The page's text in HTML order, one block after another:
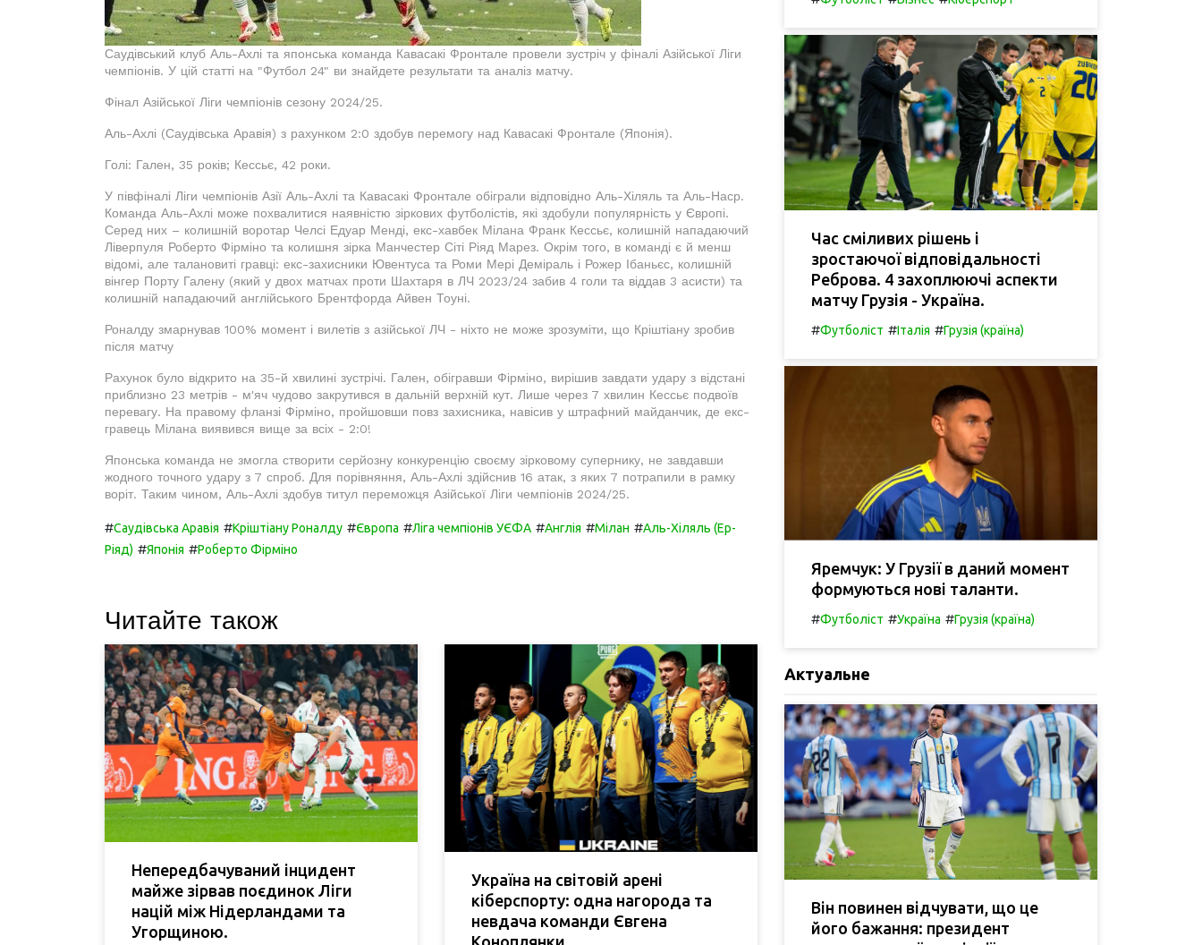
Саудівський клуб Аль-Ахлі та японська команда Кавасакі Фронтале провели зустріч у фіналі Азійської Ліги
чемпіонів. У цій статті на "Футбол 24" ви знайдете результати та аналіз матчу.
Фінал Азійської Ліги чемпіонів сезону 2024/25.
Аль-Ахлі (Саудівська Аравія) з рахунком 2:0 здобув перемогу над Кавасакі Фронтале (Японія).
Голі: Гален, 35 років; Кессьє, 42 роки.
У півфіналі Ліги чемпіонів Азії Аль-Ахлі та Кавасакі Фронтале обіграли відповідно Аль-Хіляль та Аль-Наср.
Команда Аль-Ахлі може похвалитися наявністю зіркових футболістів, які здобули популярність у Європі.
Серед них – колишній воротар Челсі Едуар Менді, екс-хавбек Мілана Франк Кессьє, колишній нападаючий
Ліверпуля Роберто Фірміно та колишня зірка Манчестер Сіті Ріяд Марез. Окрім того, в команді є й менш
відомі, але талановиті гравці: екс-захисники Ювентуса та Роми Мері Деміраль і Рожер Ібаньєс, колишній
вінгер Порту Галену (який у двох матчах проти Шахтаря в ЛЧ 2023/24 забив 4 голи та віддав 3 асисти) та
колишній нападаючий англійського Брентфорда Айвен Тоуні.
Роналду змарнував 100% момент і вилетів з азійської ЛЧ - ніхто не може зрозуміти, що Кріштіану зробив
після матчу
Рахунок було відкрито на 35-й хвилині зустрічі. Гален, обігравши Фірміно, вирішив завдати удару з відстані
приблизно 23 метрів - м'яч чудово закрутився в дальній верхній кут. Лише через 7 хвилин Кессьє подвоїв
перевагу. На правому фланзі Фірміно, пройшовши повз захисника, навісив у штрафний майданчик, де екс-
гравець Мілана виявився вище за всіх - 2:0!
Японська команда не змогла створити серйозну конкуренцію своєму зірковому супернику, не завдавши
жодного точного удару з 7 спроб. Для порівняння, Аль-Ахлі здійснив 16 атак, з яких 7 потрапили в рамку
воріт. Таким чином, Аль-Ахлі здобув титул переможця Азійської Ліги чемпіонів 2024/25.
#Саудівська Аравія #Кріштіану Роналду #Європа #Ліга чемпіонів УЄФА #Англія #Мілан #Аль-Хіляль (Ер-
Ріяд) #Японія #Роберто Фірміно
Читайте також
Непередбачуваний інцидент
майже зірвав поєдинок Ліги
націй між Нідерландами та
Угорщиною.
Україна на світовій арені
кіберспорту: одна нагорода та
невдача команди Євгена
Коноплянки.
Час сміливих рішень і
зростаючої відповідальності
Реброва. 4 захоплюючі аспекти
матчу Грузія - Україна.
#Футболіст #Італія #Грузія (країна)
Яремчук: У Грузії в даний момент
формуються нові таланти.
#Футболіст #Україна #Грузія (країна)
Актуальне
Він повинен відчувати, що це
його бажання: президент